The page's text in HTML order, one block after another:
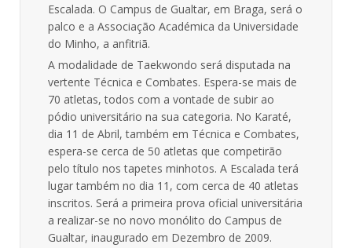
Escalada. O Campus de Gualtar, em Braga, será o
palco e a Associação Académica da Universidade
do Minho, a anfitriã.
A modalidade de Taekwondo será disputada na
vertente Técnica e Combates. Espera-se mais de
70 atletas, todos com a vontade de subir ao
pódio universitário na sua categoria. No Karaté,
dia 11 de Abril, também em Técnica e Combates,
espera-se cerca de 50 atletas que competirão
pelo título nos tapetes minhotos. A Escalada terá
lugar também no dia 11, com cerca de 40 atletas
inscritos. Será a primeira prova oficial universitária
a realizar-se no novo monólito do Campus de
Gualtar, inaugurado em Dezembro de 2009.